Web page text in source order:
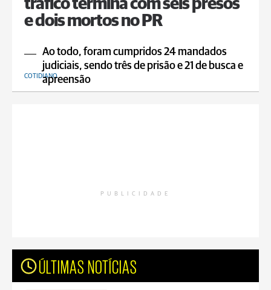
tráfico termina com seis presos
e dois mortos no PR
Ao todo, foram cumpridos 24 mandados
judiciais, sendo três de prisão e 21 de busca e
apreensão
COTIDIANO
PUBLICIDADE
ÚLTIMAS NOTÍCIAS